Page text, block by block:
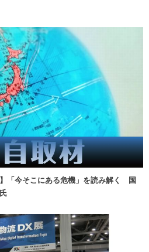
】「今そこにある危機」を読み解く 国